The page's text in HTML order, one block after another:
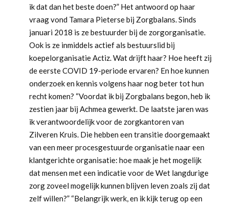
ik dat dan het beste doen?” Het antwoord op haar
vraag vond Tamara Pieterse bij Zorgbalans. Sinds
januari 2018 is ze bestuurder bij de zorgorganisatie.
Ook is ze inmiddels actief als bestuurslid bij
koepelorganisatie Actiz. Wat drijft haar? Hoe heeft zij
de eerste COVID 19-periode ervaren? En hoe kunnen
onderzoek en kennis volgens haar nog beter tot hun
recht komen? “Voordat ik bij Zorgbalans begon, heb ik
zestien jaar bij Achmea gewerkt. De laatste jaren was
ik verantwoordelijk voor de zorgkantoren van
Zilveren Kruis. Die hebben een transitie doorgemaakt
van een meer procesgestuurde organisatie naar een
klantgerichte organisatie: hoe maak je het mogelijk
dat mensen met een indicatie voor de Wet langdurige
zorg zoveel mogelijk kunnen blijven leven zoals zij dat
zelf willen?” “Belangrijk werk, en ik kijk terug op een